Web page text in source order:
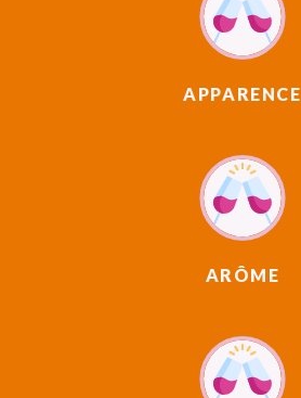
APPARENCE
ARÔME